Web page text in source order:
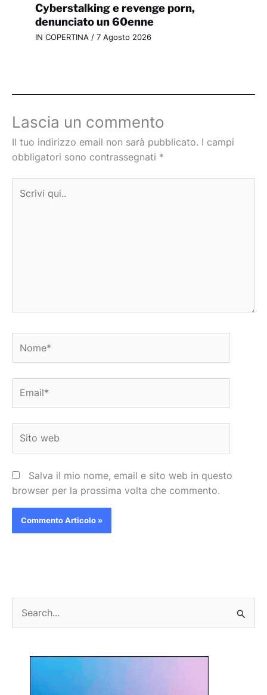
Cyberstalking e revenge porn,
denunciato un 60enne
IN COPERTINA/ 7 Agosto 2026
Lascia un commento
Il tuo indirizzo email non sarà pubblicato. I campi
obbligatori sono contrassegnati *
qui..
web
Salva il mio nome, email e sito web in questo
browser per la prossima volta che commento.